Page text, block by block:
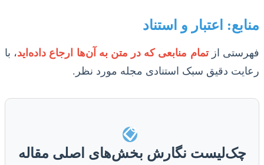
منابع: اعتبار و استناد
فهرستی ازتمام منابعی که در متن به آن‌ها ارجاع داده‌اید، با
رعایت دقیق سبک استنادی مجله مورد نظر.
📋
چک‌لیست نگارش بخش‌های اصلی مقاله